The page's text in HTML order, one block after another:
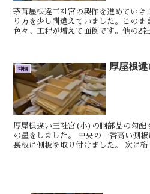
茅葺屋根違三社宮の製作を進めていき
り方を少し間違えていました。この
色々、工程が増えて面倒です。他の2
神棚 厚屋根
厚屋根違い三社宮(小)の胴部品の勾配
の墨をしました。 中央の一番高い側板
裏板に側板を取り付けました。 次に